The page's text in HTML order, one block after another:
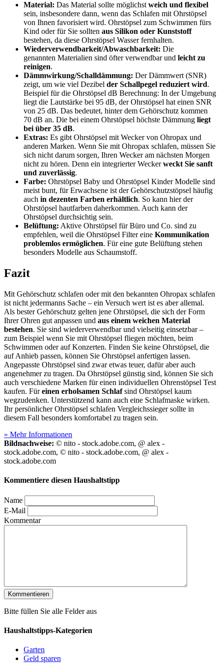
Material: Das Material sollte möglichst weich und flexibel
sein, insbesondere dann, wenn das Schlafen mit Ohrstöpsel
von Ihnen favorisiert wird. Ohrstöpsel zum Schwimmen fürs
Kind oder für Sie sollten aus Silikon oder Kunststoff
bestehen, da diese Ohrstöpsel Wasser fernhalten.
Wiederverwendbarkeit/Abwaschbarkeit: Die
genannten Materialien sind öfter verwendbar und leicht zu
reinigen.
Dämmwirkung/Schalldämmung: Der Dämmwert (SNR)
zeigt, um wie viel Dezibel der Schallpegel reduziert wird.
Beispiel für die Ohrstöpsel dB Berechnung: In der Umgebung
liegt die Lautstärke bei 95 dB, der Ohrstöpsel hat einen SNR
von 25 dB. Das bedeutet, hinter dem Gehörschutz kommen
70 dB an. Die bei einem Ohrstöpsel höchste Dämmung liegt
bei über 35 dB.
Extras: Es gibt Ohrstöpsel mit Wecker von Ohropax und
anderen Marken. Wenn Sie mit Ohropax schlafen, müssen Sie
sich nicht darum sorgen, Ihren Wecker am nächsten Morgen
nicht zu hören. Denn ein integrierter Weckerweckt Sie sanft
und zuverlässig.
Farbe: Ohrstöpsel Baby und Ohrstöpsel Kinder Modelle sind
meist bunt, für Erwachsene ist der Gehörschutzstöpsel häufig
auch in dezenten Farben erhältlich. So kann hier der
Ohrstöpsel hautfarben daherkommen. Auch kann der
Ohrstöpsel durchsichtig sein.
Belüftung: Aktive Ohrstöpsel für Büro und Co. sind zu
empfehlen, weil die Ohrstöpsel Filter eine Kommunikation
problemlos ermöglichen. Für eine gute Belüftung stehen
besonders Modelle aus Schaumstoff.
Fazit
Mit Gehörschutz schlafen oder mit den bekannten Ohropax schlafen
ist nicht jedermanns Sache – ein Versuch wert ist es aber allemal.
Als bester Gehörschutz gelten jene Ohrstöpsel, die sich der Form
Ihrer Ohren gut anpassen und aus einem weichen Material
bestehen. Sie sind wiederverwendbar und vielseitig einsetzbar –
zum Beispiel wenn Sie mit Ohrstöpsel fliegen möchten, beim
Schwimmen oder auf Konzerten. Finden Sie keine Ohrstöpsel, die
auf Anhieb passen, können Sie Ohrstöpsel anfertigen lassen.
Angepasste Ohrstöpsel sind zwar etwas teuer, dafür aber auch
angenehmer zu tragen. Da Ohrstöpsel günstig sind, können Sie sich
auch verschiedene Marken für einen individuellen Ohrenstöpsel Test
kaufen. Füreinen erholsamen Schlafsind Ohrstöpsel kaum
wegzudenken. Unterstützend kann auch eine Schlafmaske wirken.
Ihr persönlicher Ohrstöpsel schlafen Vergleichssieger sollte in
diesem Fall besonders komfortabel zu tragen sein.
» Mehr Informationen
Bildnachweise: © nito - stock.adobe.com, @ alex -
stock.adobe.com, © nito - stock.adobe.com, @ alex -
stock.adobe.com
Kommentiere diesen Haushaltstipp
Name
E-Mail
Kommentar
Bitte füllen Sie alle Felder aus
Haushaltstipps-Kategorien
Garten
Geld sparen